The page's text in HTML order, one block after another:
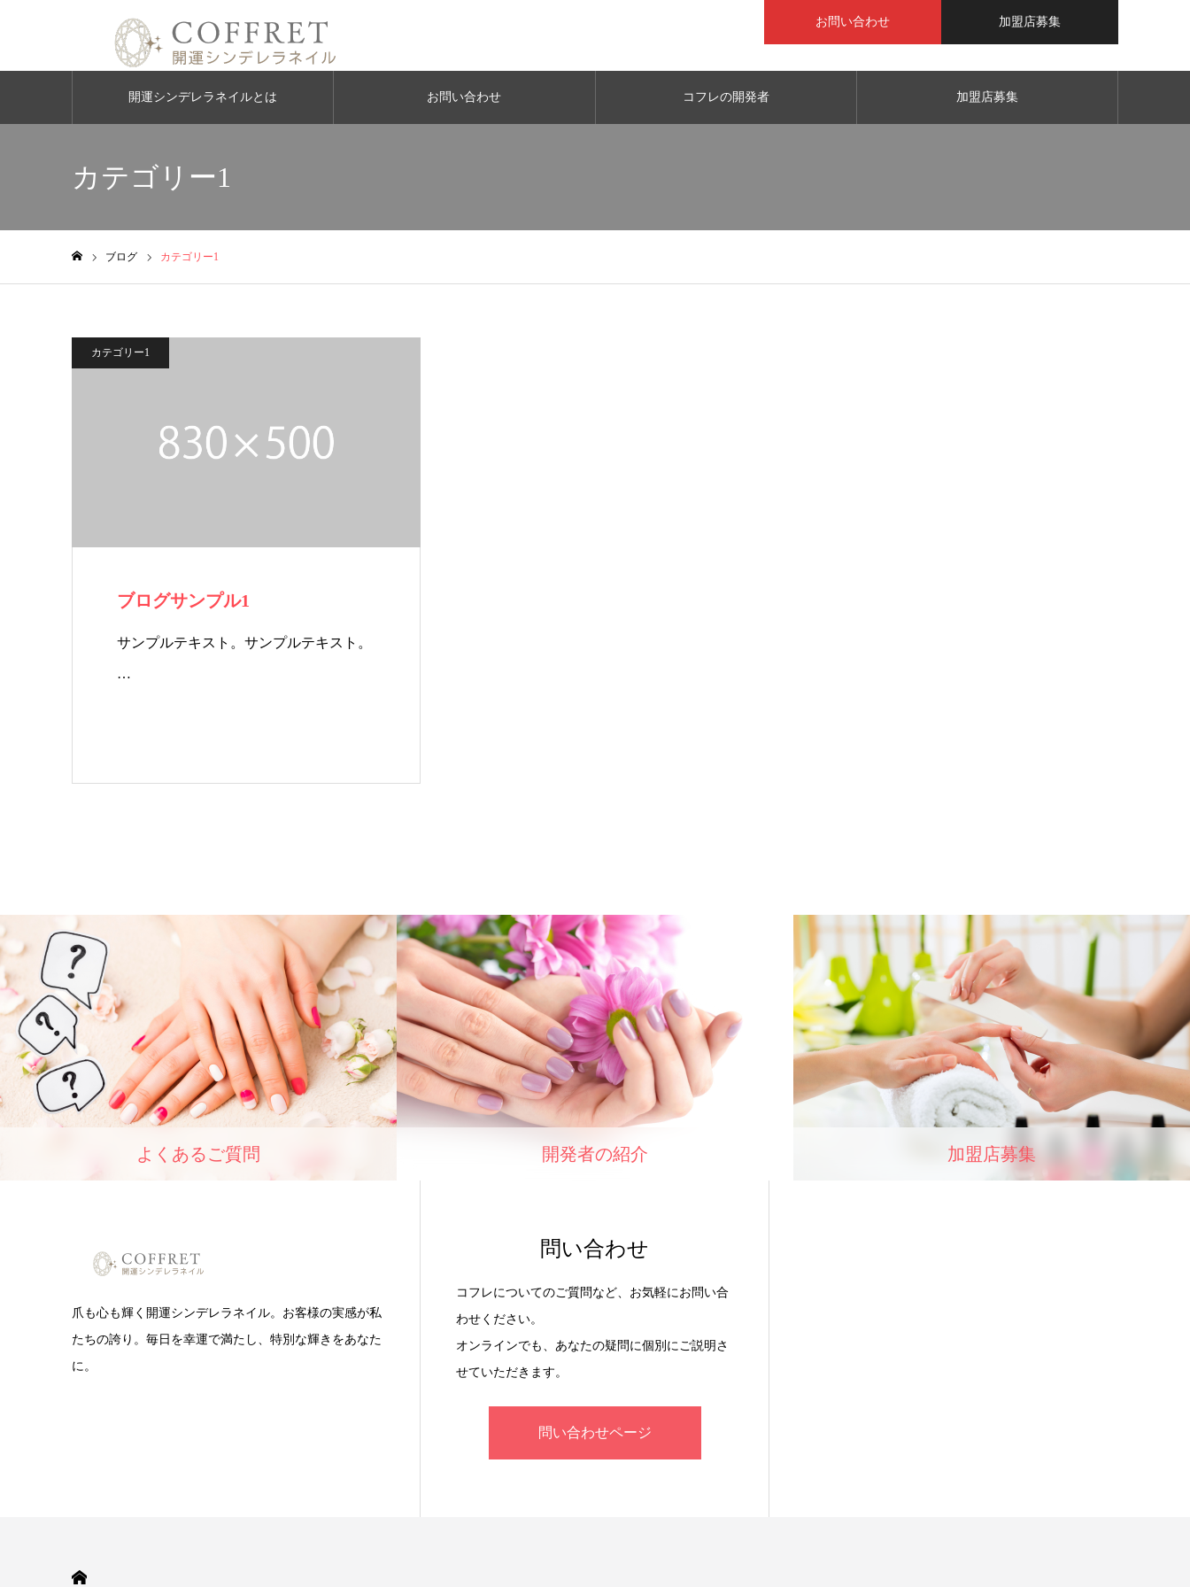
お問い合わせ 加盟店募集
開運シンデレラネイルとは お問い合わせ コフレの開発者 加盟店募集
カテゴリー1
ブログ カテゴリー1
カテゴリー1
ブログサンプル1
サンプルテキスト。サンプルテキスト。
…
よくあるご質問 開発者の紹介 加盟店募集
爪も心も輝く開運シンデレラネイル。お客様の実感が私
たちの誇り。毎日を幸運で満たし、特別な輝きをあなた
に。
問い合わせ
コフレについてのご質問など、お気軽にお問い合
わせください。
オンラインでも、あなたの疑問に個別にご説明さ
せていただきます。
問い合わせページ